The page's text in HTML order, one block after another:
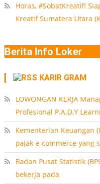
Horas, #SobatKreatif!
Kreatif Sumatera Utara
Berita Info Loker
KARIR GRAM
LOWONGAN KERJA
Profesional P.A.D.Y
Kementerian Keuangan
pajak e-commerce yang
Badan Pusat Statistik
bekerja pada